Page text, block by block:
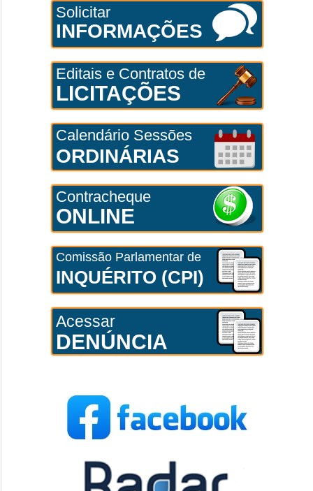
Solicitar
INFORMAÇÕES
Editais e Contratos de
LICITAÇÕES
Calendário Sessões
ORDINÁRIAS
Contracheque
ONLINE
Comissão Parlamentar de
INQUÉRITO (CPI)
Acessar
DENÚNCIA